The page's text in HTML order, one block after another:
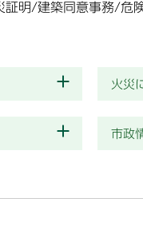
証明/建築同意事務/危
火災
市政